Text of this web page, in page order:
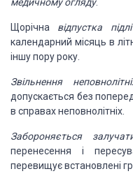
Щорічна відпустка
календарний місяць в
іншу пору року.
Звільнення
допускається без
в справах неповнолітніх.
Забороняється
перенесення і
перевищує встановлені